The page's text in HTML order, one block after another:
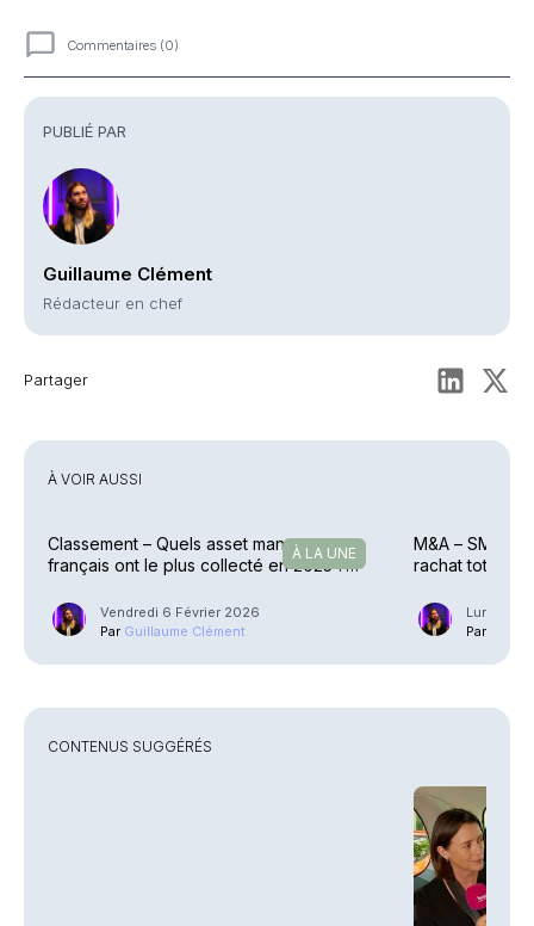
PUBLIÉ PAR
Guillaume Clément
Rédacteur en chef
Partager
Commentaires (0)
À VOIR AUSSI
À LA UNE
Classement – Quels asset managers
français ont le plus collecté en 2025 ?
Vendredi 6 Février 2026
Par Guillaume Clément
M&A –
rachat total
Lundi 28
Par
CONTENUS SUGGÉRÉS